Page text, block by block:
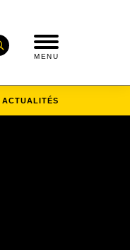
MENU
ACTUALITÉS